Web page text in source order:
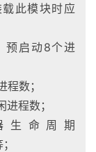
此模块时应
预启动8个进
数；
程数；
生命周期